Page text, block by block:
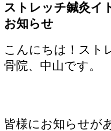
ストレッチ鍼灸イ
お知らせ
こんにちは！スト
骨院、中山です。
皆様にお知らせが